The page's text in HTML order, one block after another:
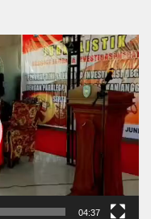
04:37